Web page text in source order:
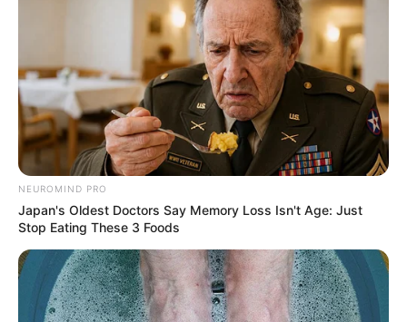
NEUROMIND PRO
Japan's Oldest Doctors Say Memory Loss Isn't Age: Just
Stop Eating These 3 Foods